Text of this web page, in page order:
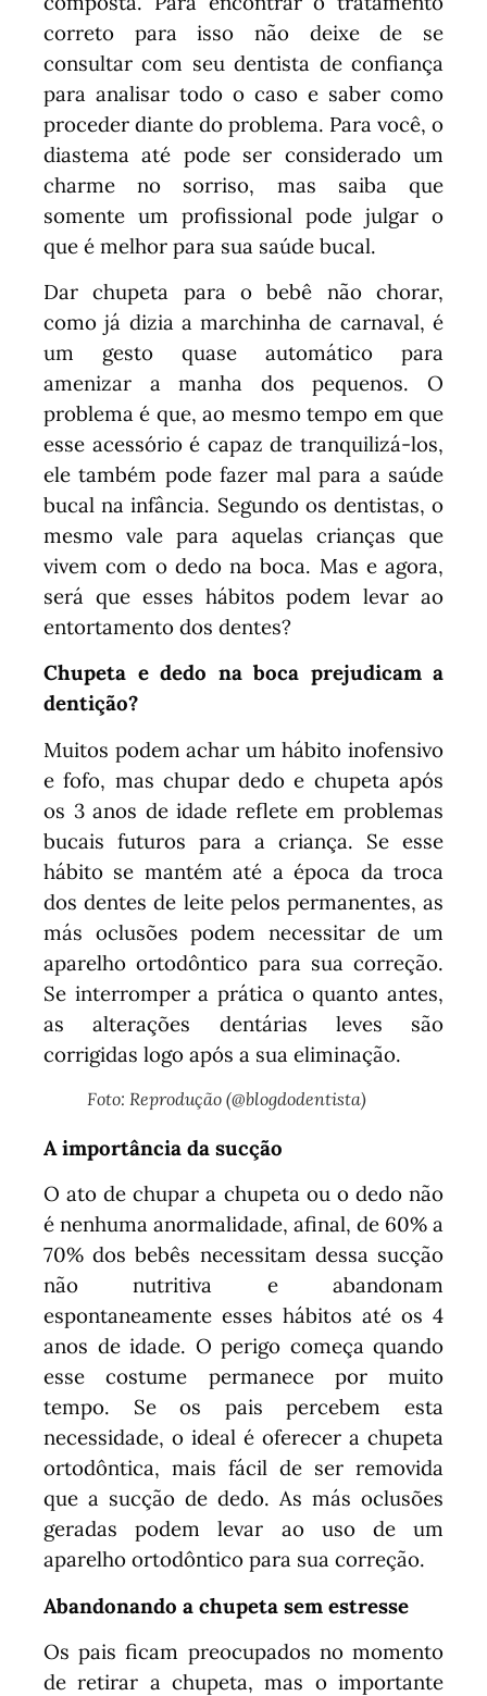
correto para isso não deixe de se
consultar com seu dentista de confiança
para analisar todo o caso e saber como
proceder diante do problema. Para você, o
diastema até pode ser considerado um
charme no sorriso, mas saiba que
somente um profissional pode julgar o
que é melhor para sua saúde bucal.
Dar chupeta para o bebê não chorar,
como já dizia a marchinha de carnaval, é
um gesto quase automático para
amenizar a manha dos pequenos. O
problema é que, ao mesmo tempo em que
esse acessório é capaz de tranquilizá-los,
ele também pode fazer mal para a saúde
bucal na infância. Segundo os dentistas, o
mesmo vale para aquelas crianças que
vivem com o dedo na boca. Mas e agora,
será que esses hábitos podem levar ao
entortamento dos dentes?
Chupeta e dedo na boca prejudicam a
dentição?
Muitos podem achar um hábito inofensivo
e fofo, mas chupar dedo e chupeta após
os 3 anos de idade reflete em problemas
bucais futuros para a criança. Se esse
hábito se mantém até a época da troca
dos dentes de leite pelos permanentes, as
más oclusões podem necessitar de um
aparelho ortodôntico para sua correção.
Se interromper a prática o quanto antes,
as alterações dentárias leves são
corrigidas logo após a sua eliminação.
Foto: Reprodução (@blogdodentista)
A importância da sucção
O ato de chupar a chupeta ou o dedo não
é nenhuma anormalidade, afinal, de 60% a
70% dos bebês necessitam dessa sucção
não nutritiva e abandonam
espontaneamente esses hábitos até os 4
anos de idade. O perigo começa quando
esse costume permanece por muito
tempo. Se os pais percebem esta
necessidade, o ideal é oferecer a chupeta
ortodôntica, mais fácil de ser removida
que a sucção de dedo. As más oclusões
geradas podem levar ao uso de um
aparelho ortodôntico para sua correção.
Abandonando a chupeta sem estresse
Os pais ficam preocupados no momento
de retirar a chupeta, mas o importante